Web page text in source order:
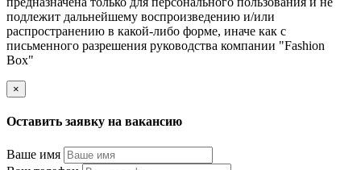
подлежит дальнейшему воспроизведению и/или
распространению в какой-либо форме, иначе как с
письменного разрешения руководства компании "Fashion
Box"
×
Оставить заявку на вакансию
Ваше имя